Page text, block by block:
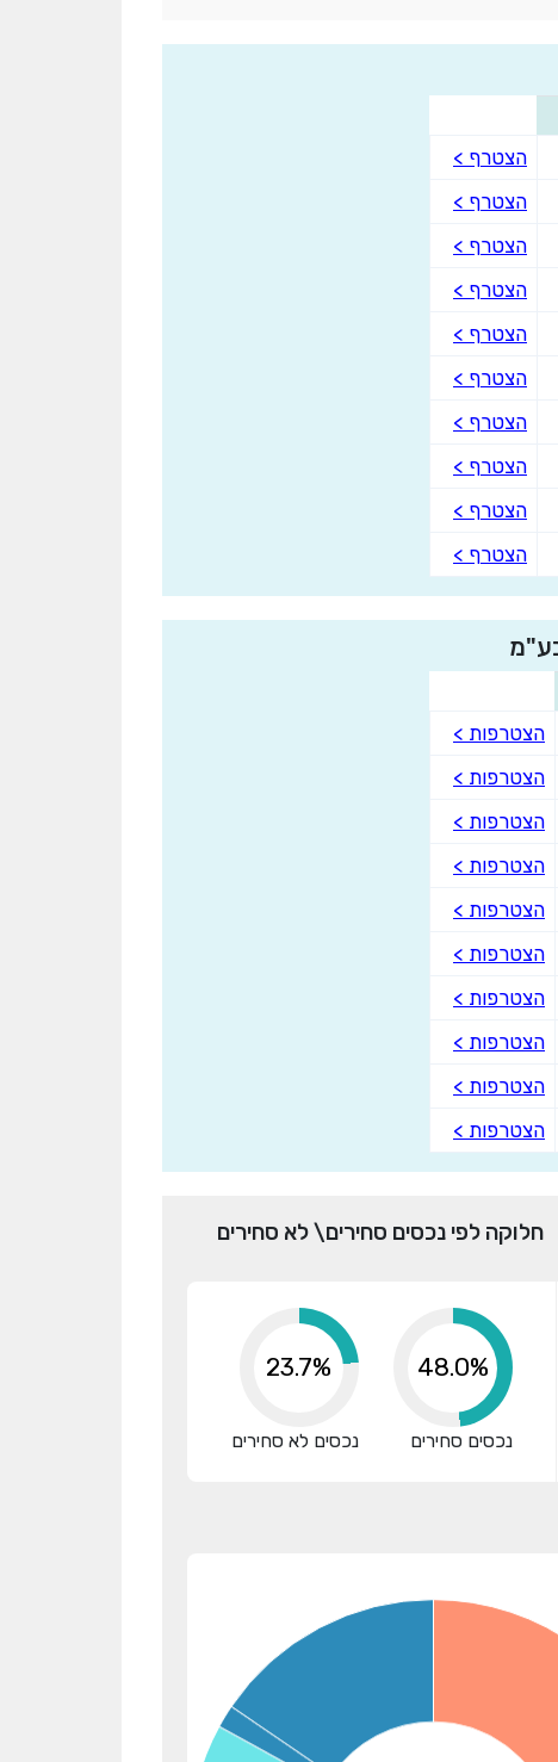
הצטרף >
הצטרף >
הצטרף >
הצטרף >
הצטרף >
הצטרף >
הצטרף >
הצטרף >
הצטרף >
הצטרף >
הצטרפות >
הצטרפות >
הצטרפות >
הצטרפות >
הצטרפות >
הצטרפות >
הצטרפות >
הצטרפות >
הצטרפות >
הצטרפות >
חלוקה לפי נכסים סחירים\ לא סחירים
64.3%
נכסים סחירים
23.7%
נכסים לא סחירים